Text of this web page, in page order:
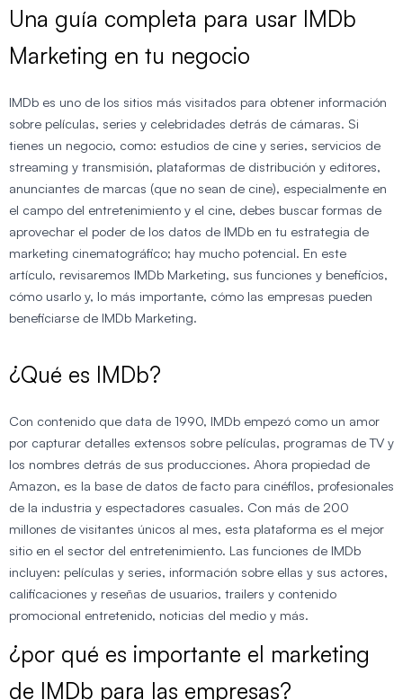
Una guía completa para usar IMDb
Marketing en tu negocio
IMDb es uno de los sitios más visitados para obtener información
sobre películas, series y celebridades detrás de cámaras. Si
tienes un negocio, como: estudios de cine y series, servicios de
streaming y transmisión, plataformas de distribución y editores,
anunciantes de marcas (que no sean de cine), especialmente en
el campo del entretenimiento y el cine, debes buscar formas de
aprovechar el poder de los datos de IMDb en tu estrategia de
marketing cinematográfico; hay mucho potencial. En este
artículo, revisaremos IMDb Marketing, sus funciones y beneficios,
cómo usarlo y, lo más importante, cómo las empresas pueden
beneficiarse de IMDb Marketing.
¿Qué es IMDb?
Con contenido que data de 1990, IMDb empezó como un amor
por capturar detalles extensos sobre películas, programas de TV y
los nombres detrás de sus producciones. Ahora propiedad de
Amazon, es la base de datos de facto para cinéfilos, profesionales
de la industria y espectadores casuales. Con más de 200
millones de visitantes únicos al mes, esta plataforma es el mejor
sitio en el sector del entretenimiento. Las funciones de IMDb
incluyen: películas y series, información sobre ellas y sus actores,
calificaciones y reseñas de usuarios, trailers y contenido
promocional entretenido, noticias del medio y más.
¿por qué es importante el marketing
de IMDb para las empresas?